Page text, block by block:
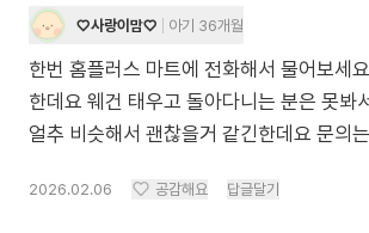
♡사랑이맘♡ 아기 36개월
한번 홈플러스 마트에 전화해서 물어보세
한데요 웨건 태우고 돌아다니는 분은 못봐
얼추 비슷해서 괜찮을거 같긴한데요 문의
2026.02.06 공감해요 답글달기